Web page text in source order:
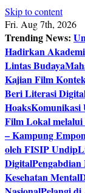
Skip to content
Fri. Aug 7th, 2026
Trending News:
Hadirkan
Lintas Budaya
Kajian Film
Beri Literasi
HoaksKomunikasi
Film Lokal
– Kampung
oleh FISIP Undip
Digital
Kesehatan Mental